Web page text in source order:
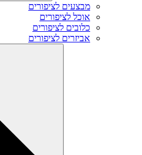
מבצעים לציפורים
אוכל לציפורים
כלובים לציפורים
אביזרים לציפורים